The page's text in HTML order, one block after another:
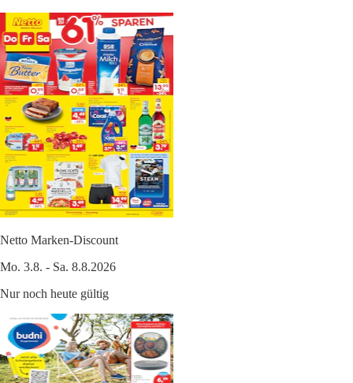
Netto Marken-Discount
Mo. 3.8. - Sa. 8.8.2026
Nur noch heute gültig